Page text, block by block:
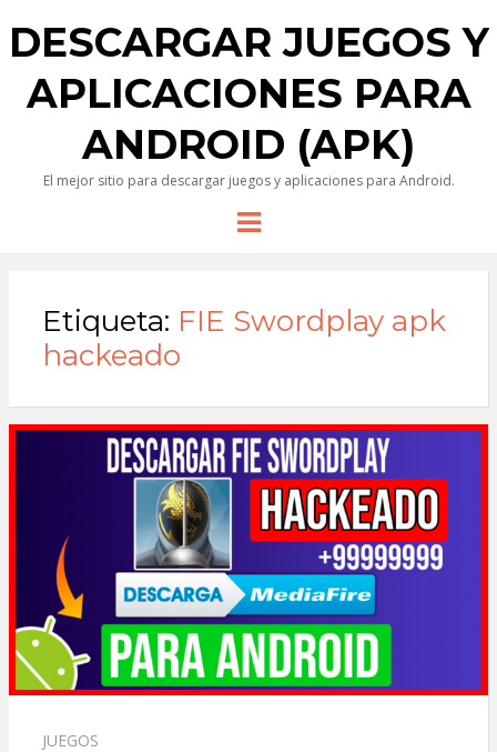
DESCARGAR JUEGOS Y
APLICACIONES PARA
ANDROID (APK)
El mejor sitio para descargar juegos y aplicaciones para Android.
Menu
Etiqueta: FIE Swordplay apk
hackeado
JUEGOS